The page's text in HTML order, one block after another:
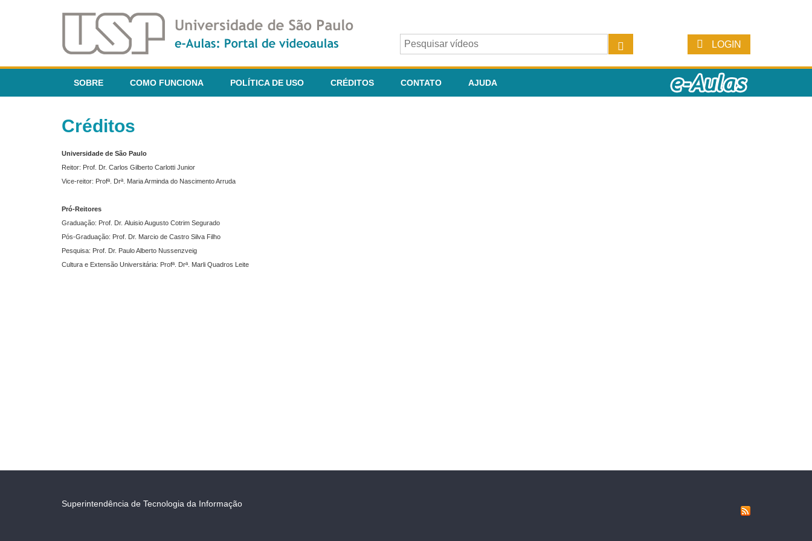
LOGIN
SOBRE COMO FUNCIONA POLÍTICA DE USO CRÉDITOS CONTATO AJUDA
Créditos
Universidade de São Paulo
Reitor: Prof. Dr. Carlos Gilberto Carlotti Junior
Vice-reitor: Profª. Drª. Maria Arminda do Nascimento Arruda
Pró-Reitores
Graduação: Prof. Dr. Aluisio Augusto Cotrim Segurado
Pós-Graduação: Prof. Dr. Marcio de Castro Silva Filho
Pesquisa: Prof. Dr. Paulo Alberto Nussenzveig
Cultura e Extensão Universitária: Profª. Drª. Marli Quadros Leite
Superintendência de Tecnologia da Informação